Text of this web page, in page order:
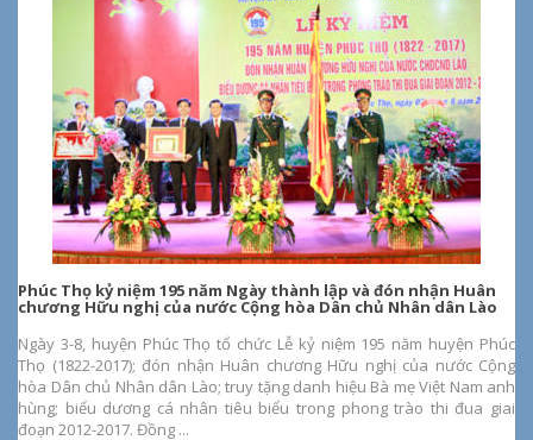
Phúc Thọ kỷ niệm 195 năm Ngày thành lập và đón nhận Huân
chương Hữu nghị của nước Cộng hòa Dân chủ Nhân dân Lào
Ngày 3-8, huyện Phúc Thọ tổ chức Lễ kỷ niệm 195 năm huyện Phúc
Thọ (1822-2017); đón nhận Huân chương Hữu nghị của nước Cộng
hòa Dân chủ Nhân dân Lào; truy tặng danh hiệu Bà mẹ Việt Nam anh
hùng; biểu dương cá nhân tiêu biểu trong phong trào thi đua giai
đoạn 2012-2017. Đồng ...